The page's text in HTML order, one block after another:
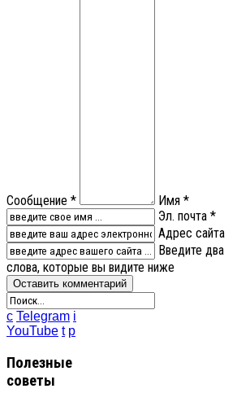
Сообщение *
Имя *
Эл. почта *
Адрес сайта
Введите два
слова, которые вы видите ниже
c Telegram i
YouTube t p
Полезные
советы